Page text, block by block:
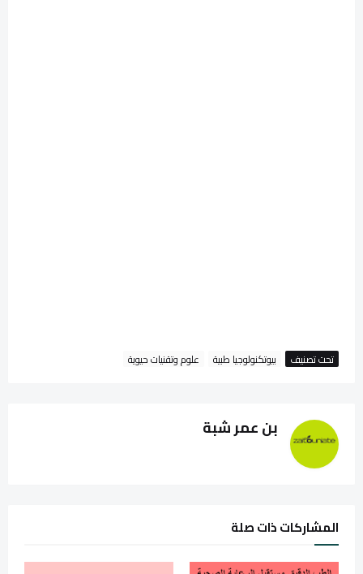
تحت تصنيف بيوتكنولوجيا طبية علوم وتقنيات حيوية
بن عمر شبة
المشاركات ذات صلة